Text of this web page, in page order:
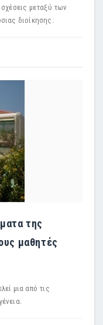
μεταξύ των
διοίκησης.
της
μαθητές
μια από τις